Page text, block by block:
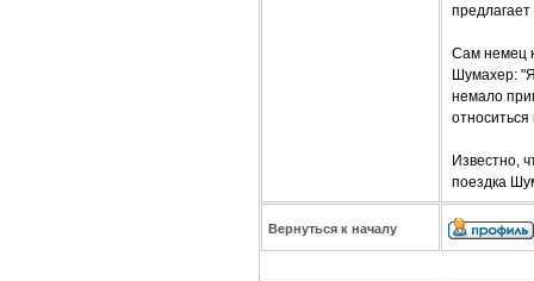
Сам немец
Шумахер:
немало
Известно,
поездка
Вернуться к началу